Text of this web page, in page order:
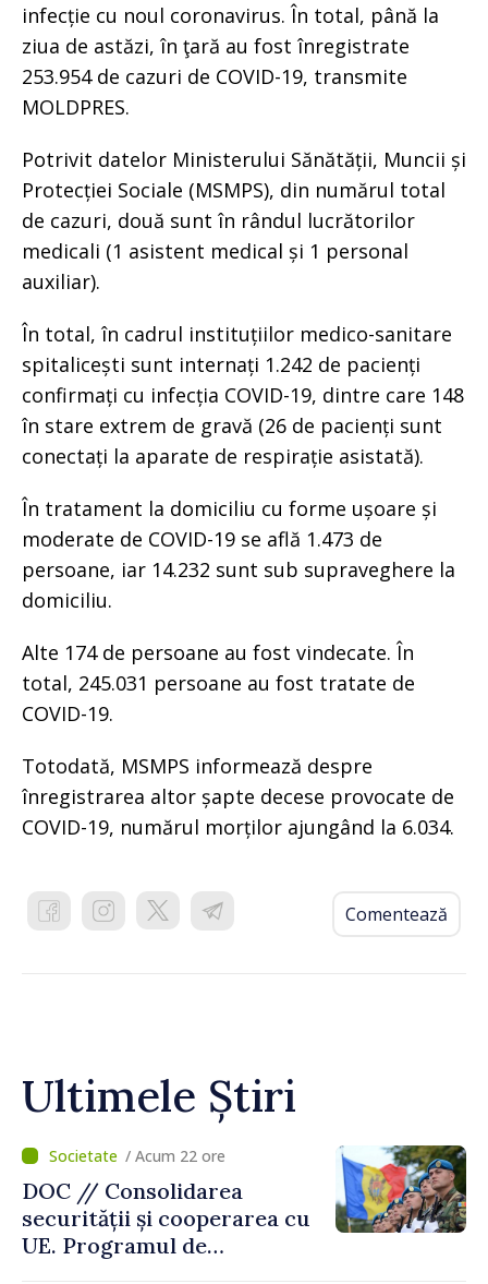
infecție cu noul coronavirus. În total, până la
ziua de astăzi, în ţară au fost înregistrate
253.954 de cazuri de COVID-19, transmite
MOLDPRES.
Potrivit datelor Ministerului Sănătății, Muncii și
Protecției Sociale (MSMPS), din numărul total
de cazuri, două sunt în rândul lucrătorilor
medicali (1 asistent medical și 1 personal
auxiliar).
În total, în cadrul instituțiilor medico-sanitare
spitalicești sunt internați 1.242 de pacienți
confirmați cu infecția COVID-19, dintre care 148
în stare extrem de gravă (26 de pacienți sunt
conectați la aparate de respirație asistată).
În tratament la domiciliu cu forme ușoare și
moderate de COVID-19 se află 1.473 de
persoane, iar 14.232 sunt sub supraveghere la
domiciliu.
Alte 174 de persoane au fost vindecate. În
total, 245.031 persoane au fost tratate de
COVID-19.
Totodată, MSMPS informează despre
înregistrarea altor șapte decese provocate de
COVID-19, numărul morților ajungând la 6.034.
Comentează
Ultimele Știri
/ Acum 22 ore
DOC // Consolidarea
securității și cooperarea cu
UE. Programul de